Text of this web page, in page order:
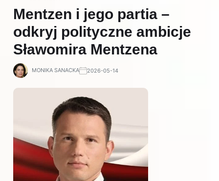
Mentzen i jego partia –
odkryj polityczne ambicje
Sławomira Mentzena
MONIKA SANACKA 2026-05-14